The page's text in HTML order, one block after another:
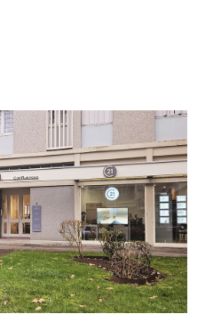
Confluences
de Coubertin
- 58000
un message
à l'agence